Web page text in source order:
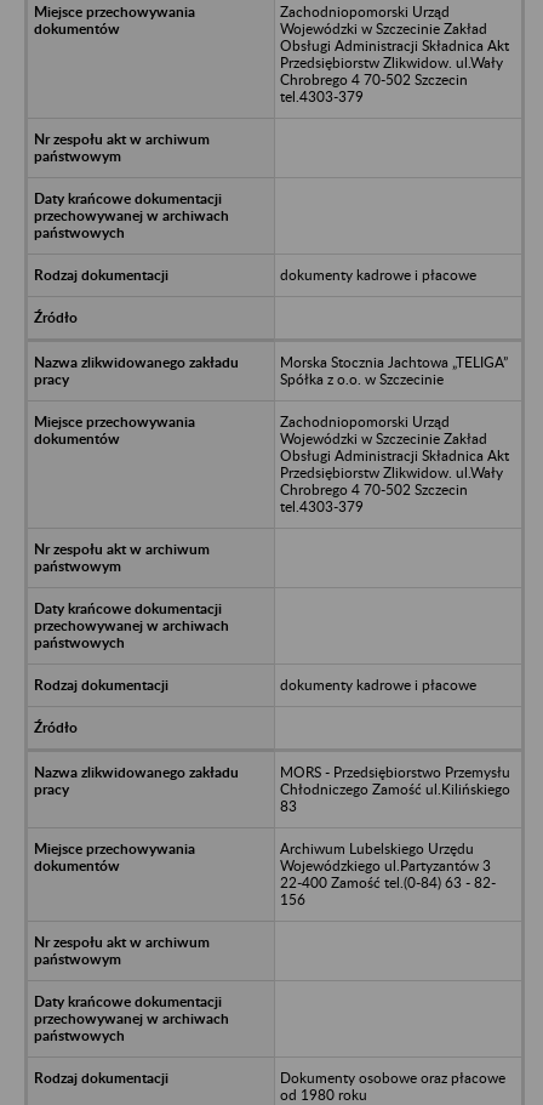
Zachodniopomorski Urząd
Wojewódzki w Szczecinie Zakład
Obsługi Administracji Składnica Akt
Przedsiębiorstw Zlikwidow. ul.Wały
Chrobrego 4 70-502 Szczecin
tel.4303-379
dokumenty kadrowe i płacowe
Morska Stocznia Jachtowa „TELIGA”
Spółka z o.o. w Szczecinie
Zachodniopomorski Urząd
Wojewódzki w Szczecinie Zakład
Obsługi Administracji Składnica Akt
Przedsiębiorstw Zlikwidow. ul.Wały
Chrobrego 4 70-502 Szczecin
tel.4303-379
dokumenty kadrowe i płacowe
MORS - Przedsiębiorstwo Przemysłu
Chłodniczego Zamość ul.Kilińskiego
83
Archiwum Lubelskiego Urzędu
Wojewódzkiego ul.Partyzantów 3
22-400 Zamość tel.(0-84) 63 - 82-
156
Dokumenty osobowe oraz płacowe
od 1980 roku